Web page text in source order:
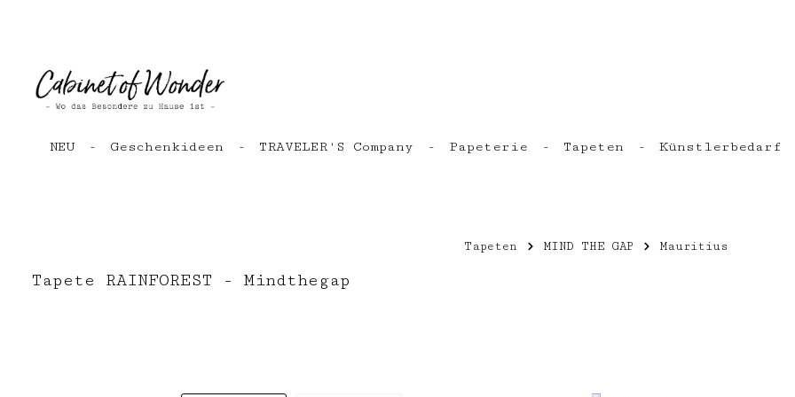
NEU Geschenkideen TRAVELER'S Company Papeterie Tapeten Künstlerbedarf
Tapeten MIND THE GAP Mauritius
Tapete RAINFOREST - Mindthegap